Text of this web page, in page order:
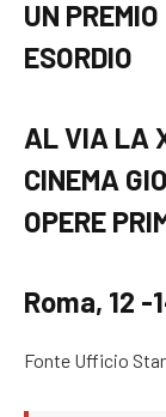
UN
ESORDIO
AL VIA LA
CINEMA
OPERE
Roma, 12
Fonte Ufficio